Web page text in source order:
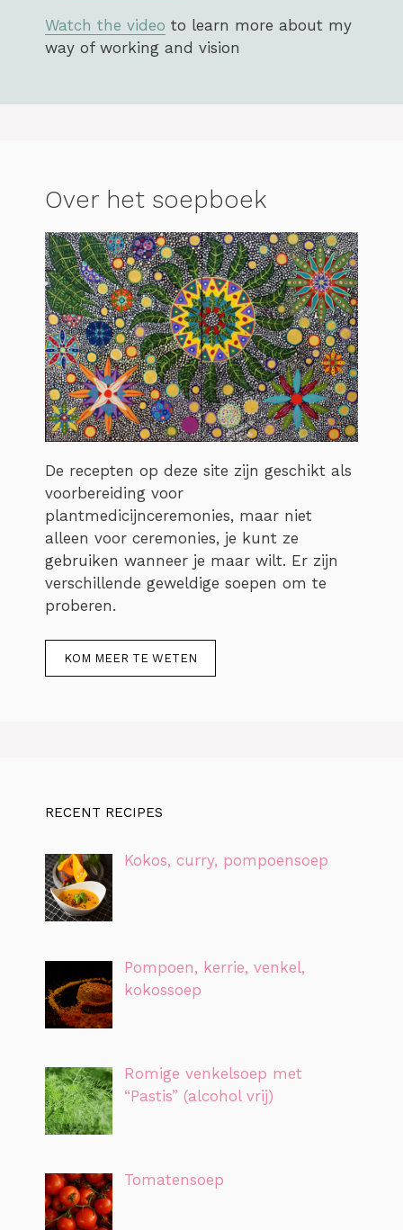
Watch the video to learn more about my
way of working and vision
Over het soepboek
De recepten op deze site zijn geschikt als
voorbereiding voor
plantmedicijnceremonies, maar niet
alleen voor ceremonies, je kunt ze
gebruiken wanneer je maar wilt. Er zijn
verschillende geweldige soepen om te
proberen.
KOM MEER TE WETEN
RECENT RECIPES
Kokos, curry, pompoensoep
Pompoen, kerrie, venkel,
kokossoep
Romige venkelsoep met
“Pastis” (alcohol vrij)
Tomatensoep